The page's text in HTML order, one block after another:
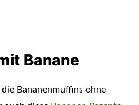
Banane
Bananenmuffins ohne